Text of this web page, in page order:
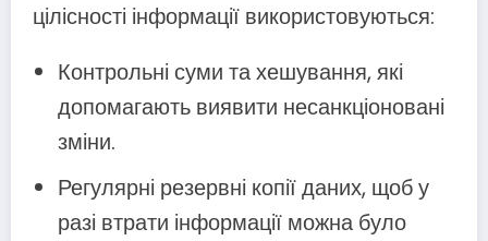
цілісності інформації використовуються:
Контрольні суми та хешування, які
допомагають виявити несанкціоновані
зміни.
Регулярні резервні копії даних, щоб у
разі втрати інформації можна було